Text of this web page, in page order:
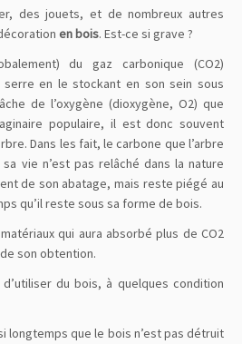
des jouets, et de nombreux autres
en bois. Est-ce si grave ?
du gaz carbonique (CO2)
en le stockant en son sein sous
de l’oxygène (dioxygène, O2) que
populaire, il est donc souvent
Dans les fait, le carbone que l’arbre
vie n’est pas relâché dans la nature
de son abatage, mais reste piégé au
qu’il reste sous sa forme de bois.
qui aura absorbé plus de CO2
son obtention.
du bois, à quelques condition
longtemps que le bois n’est pas détruit